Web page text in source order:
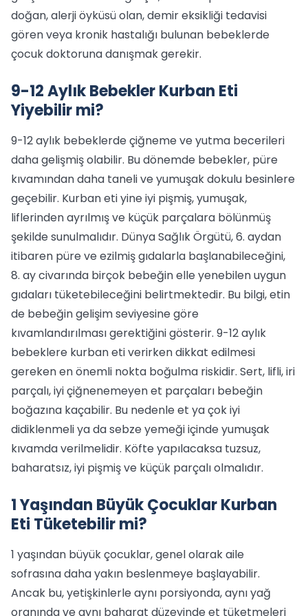
doğan, alerji öyküsü olan, demir eksikliği tedavisi
gören veya kronik hastalığı bulunan bebeklerde
çocuk doktoruna danışmak gerekir.
9-12 Aylık Bebekler Kurban Eti
Yiyebilir mi?
9-12 aylık bebeklerde çiğneme ve yutma becerileri
daha gelişmiş olabilir. Bu dönemde bebekler, püre
kıvamından daha taneli ve yumuşak dokulu besinlere
geçebilir. Kurban eti yine iyi pişmiş, yumuşak,
liflerinden ayrılmış ve küçük parçalara bölünmüş
şekilde sunulmalıdır. Dünya Sağlık Örgütü, 6. aydan
itibaren püre ve ezilmiş gıdalarla başlanabileceğini,
8. ay civarında birçok bebeğin elle yenebilen uygun
gıdaları tüketebileceğini belirtmektedir. Bu bilgi, etin
de bebeğin gelişim seviyesine göre
kıvamlandırılması gerektiğini gösterir. 9-12 aylık
bebeklere kurban eti verirken dikkat edilmesi
gereken en önemli nokta boğulma riskidir. Sert, lifli, iri
parçalı, iyi çiğnenemeyen et parçaları bebeğin
boğazına kaçabilir. Bu nedenle et ya çok iyi
didiklenmeli ya da sebze yemeği içinde yumuşak
kıvamda verilmelidir. Köfte yapılacaksa tuzsuz,
baharatsız, iyi pişmiş ve küçük parçalı olmalıdır.
1 Yaşından Büyük Çocuklar Kurban
Eti Tüketebilir mi?
1 yaşından büyük çocuklar, genel olarak aile
sofrasına daha yakın beslenmeye başlayabilir.
Ancak bu, yetişkinlerle aynı porsiyonda, aynı yağ
oranında ve aynı baharat düzeyinde et tüketmeleri